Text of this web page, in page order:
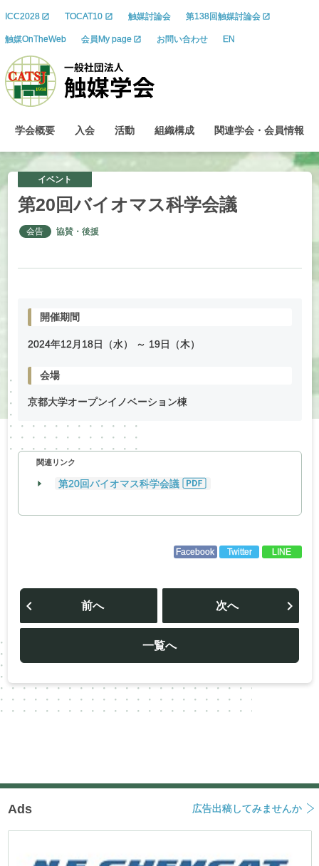
ICC2028 TOCAT10 触媒討論会 第138回触媒討論会
触媒OnTheWeb 会員My page お問い合わせ EN
学会概要 入会 活動 組織構成 関連学会 ・ 会員情報
イベント
第20 回バイオマス科学会議
会告 協賛・後援
開催期間
2024年12 月 18日（水） ～ 19日（木）
会場
京都大学オープンイノベーション棟
関連リンク
第20回バイオマス科学会議
Facebook Twitter LINE
投
ビ
ー
シ
ョ
前へ
一覧へ
次へ
Ads 広告出稿してみませんか